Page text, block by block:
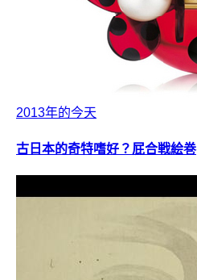
2013年的今天
古日本的奇特嗜好？屁合戦絵巻